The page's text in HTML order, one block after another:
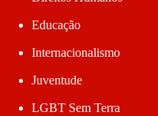
Educação
Internacionalismo
Juventude
LGBT Sem Terra